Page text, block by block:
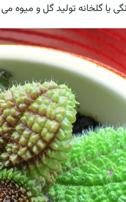
یا گلخانه تولید گل و میوه